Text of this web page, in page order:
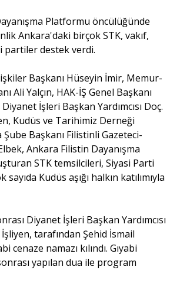
Eğitim
Ankara Analiz
Sağlık
Platformu öncülüğünde
Ankara'daki birçok STK, vakıf,
partiler destek verdi.
Başkanı Hüseyin İmir, Memur-
Ali Yalçın, HAK-İŞ Genel Başkanı
İşleri Başkan Yardımcısı Doç.
Kudüs ve Tarihimiz Derneği
Başkanı Filistinli Gazeteci-
Ankara Filistin Dayanışma
STK temsilcileri, Siyasi Parti
Kudüs aşığı halkın katılımıyla
Diyanet İşleri Başkan Yardımcısı
tarafından Şehid İsmail
cenaze namazı kılındı. Gıyabi
yapılan dua ile program